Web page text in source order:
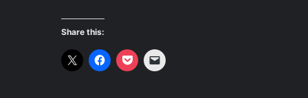
Share this: